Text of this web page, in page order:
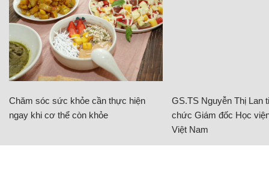
Chăm sóc sức khỏe cần thực hiện
ngay khi cơ thể còn khỏe
GS.TS Nguyễn Thị Lan
chức Giám đốc Học
Việt Nam